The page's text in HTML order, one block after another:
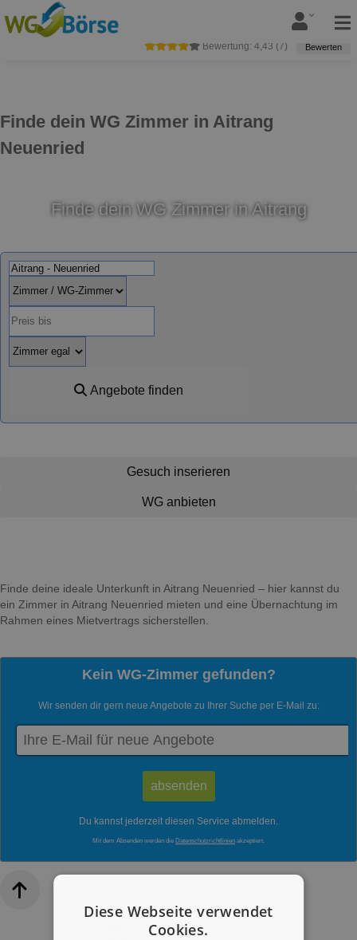
Finde dein WG Zimmer in Aitrang
Neuenried
Bewertung: 4,43 ( 7) Bewerten
Finde dein WG Zimmer in Aitrang
Angebote finden
Gesuch inserieren
WG anbieten
Finde deine ideale Unterkunft in Aitrang Neuenried – hier kannst du
ein Zimmer in Aitrang Neuenried mieten und eine Übernachtung im
Rahmen eines Mietvertrags sicherstellen.
Kein WG-Zimmer gefunden?
Wir senden dir gern neue Angebote zu Ihrer Suche per E-Mail zu:
Du kannst jederzeit diesen Service abmelden.
Mit dem Absenden werden die Datenschutzrichtlinien akzeptiert.
Diese Webseite verwendet
Cookies.